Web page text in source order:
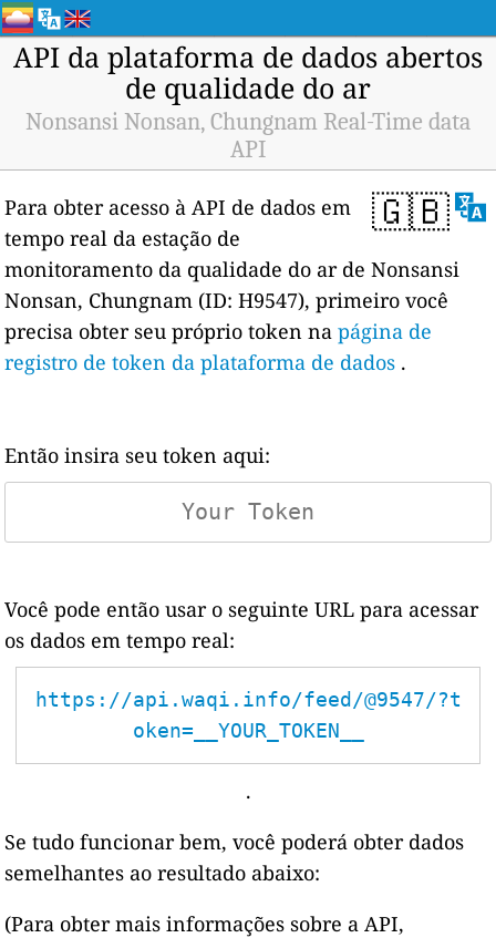
API da plataforma de dados abertos
de qualidade do ar
Nonsansi Nonsan, Chungnam Real-Time data
API
🇬🇧
Para obter acesso à API de dados em
tempo real da estação de
monitoramento da qualidade do ar de Nonsansi
Nonsan, Chungnam (ID: H9547), primeiro você
precisa obter seu próprio token napágina de
registro de token da plataforma de dados .
Então insira seu token aqui:
Você pode então usar o seguinte URL para acessar
os dados em tempo real:
https://api.waqi.info/feed/@9547/?t
oken=__YOUR_TOKEN__
.
Se tudo funcionar bem, você poderá obter dados
semelhantes ao resultado abaixo:
(Para obter mais informações sobre a API,